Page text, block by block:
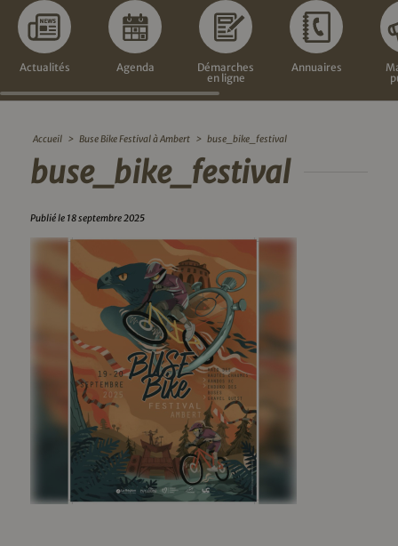
Actualités Agenda
Démarches
en ligne
Annuaires
Accueil > Buse Bike Festival à Ambert > buse_bike_festival
buse_bike_festival
Publié le 18 septembre 2025